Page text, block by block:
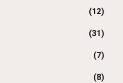
(12)
(31)
(7)
(8)